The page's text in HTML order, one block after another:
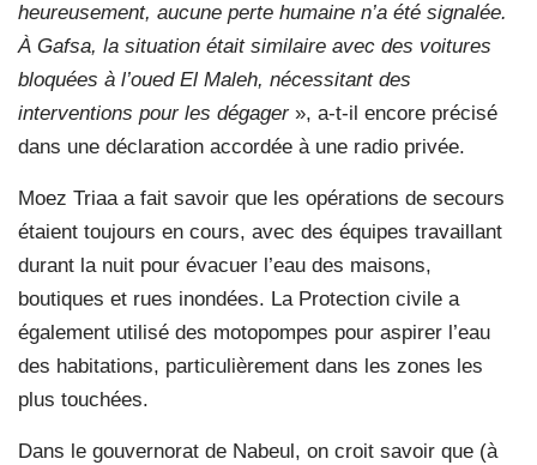
heureusement, aucune perte humaine n’a été signalée.
À Gafsa, la situation était similaire avec des voitures
bloquées à l’oued El Maleh, nécessitant des
interventions pour les dégager», a-t-il encore précisé
dans une déclaration accordée à une radio privée.
Moez Triaa a fait savoir que les opérations de secours
étaient toujours en cours, avec des équipes travaillant
durant la nuit pour évacuer l’eau des maisons,
boutiques et rues inondées. La Protection civile a
également utilisé des motopompes pour aspirer l’eau
des habitations, particulièrement dans les zones les
plus touchées.
Dans le gouvernorat de Nabeul, on croit savoir que (à